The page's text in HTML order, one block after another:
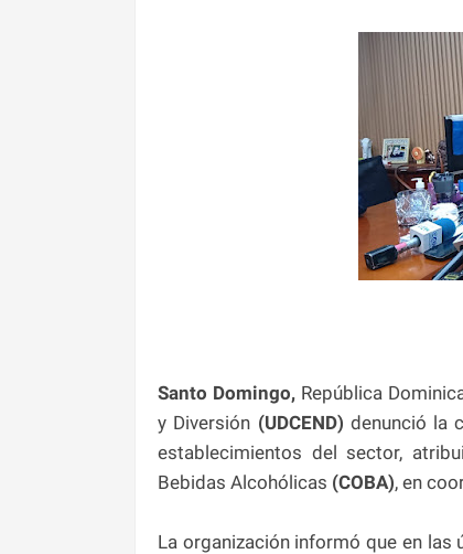
Santo Domingo, República
y Diversión (UDCEND) denunció la
establecimientos del sector,
Bebidas Alcohólicas (COBA), en
La organización informó que en